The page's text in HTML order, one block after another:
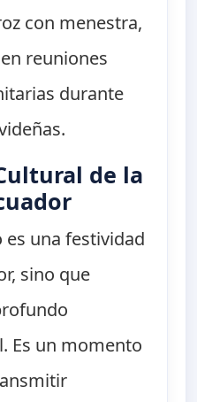
con menestra,
reuniones
durante
de la
es una festividad
sino que
Es un momento